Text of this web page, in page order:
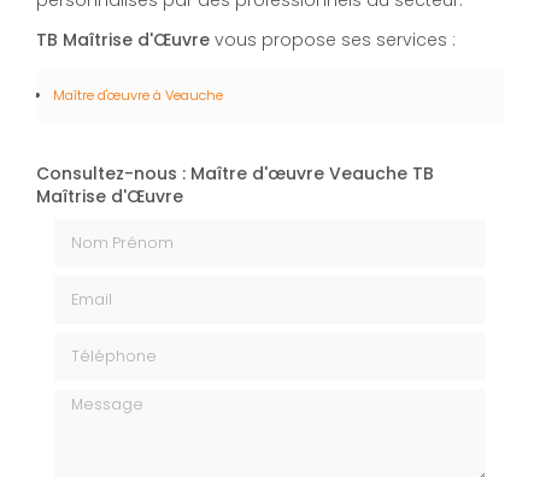
TB Maîtrise d'Œuvre vous propose ses services :
Maître d'œuvreà Veauche
Consultez-nous : Maître d'œuvre Veauche TB
Maîtrise d'Œuvre
Message